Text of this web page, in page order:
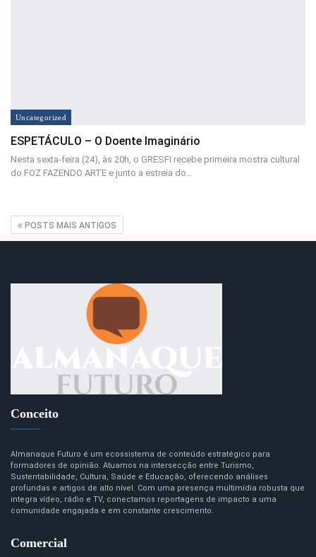
Uncategorized
ESPETÁCULO – O Doente Imaginário
Nesta sexta-feira (24), às 20h, o GRESFI recebe primeira mostra cultural
do FOZ FAZENDO ARTE e junto a estreia do…
POSTS MAIS ANTIGOS
Conceito
Almanaque Futuro é um ecossistema de conteúdo estratégico para
formadores de opinião. Atuamos na intersecção entre Turismo,
Sustentabilidade, Cultura, Saúde e Educação, oferecendo análises
profundas e artigos de alto nível. Com uma presença multimídia robusta que
integra vídeo, rádio e TV, conectamos reportagens de impacto a uma
comunidade engajada e em constante crescimento.
Comercial